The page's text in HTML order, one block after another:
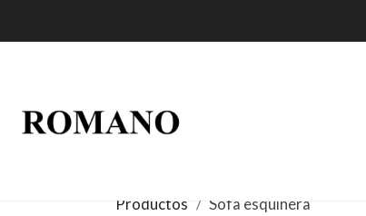
Productos Sofa esquinera